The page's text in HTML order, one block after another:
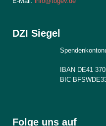
DZI Siegel
IBAN DE41
BIC
Folge uns auf